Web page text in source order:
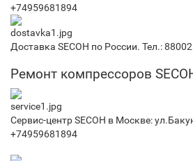
+74959681894
Доставка SECOH по России. Тел.:
Ремонт компрессоров
Сервис-центр SECOH в Москве:
+74959681894